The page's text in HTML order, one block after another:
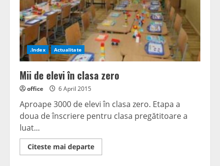
.Index Actualitate
Mii de elevi în clasa zero
office 6 April 2015
Aproape 3000 de elevi în clasa zero. Etapa a
doua de înscriere pentru clasa pregătitoare a
luat...
Citeste mai departeRead
more